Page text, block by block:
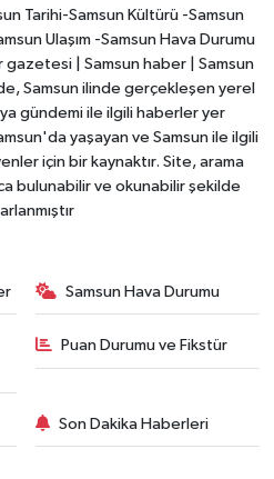
Tarihi-Samsun Kültürü -Samsun
Ulaşım -Samsun Hava Durumu
| Samsun haber | Samsun
Samsun ilinde gerçekleşen yerel
gündemi ile ilgili haberler yer
yaşayan ve Samsun ile ilgili
için bir kaynaktır. Site, arama
bulunabilir ve okunabilir şekilde
Samsun Hava Durumu
Puan Durumu ve Fikstür
Son Dakika Haberleri